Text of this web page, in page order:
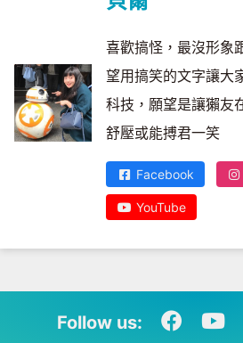
喜歡搞怪，最沒形象
望用搞笑的文字讓大
科技，願望是讓獺友
舒壓或能搏君一笑
Facebook
YouTube
Follow us: